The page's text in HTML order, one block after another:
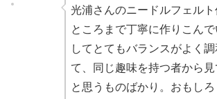
光浦さんのニードルフェル
ところまで丁寧に作りこん
してとてもバランスがよく
て、同じ趣味を持つ者から
と思うものばかり。おもし